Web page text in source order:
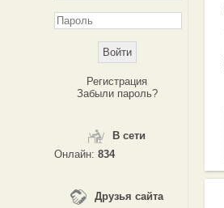
Регистрация
Забыли пароль?
В сети
Онлайн: 834
Друзья сайта